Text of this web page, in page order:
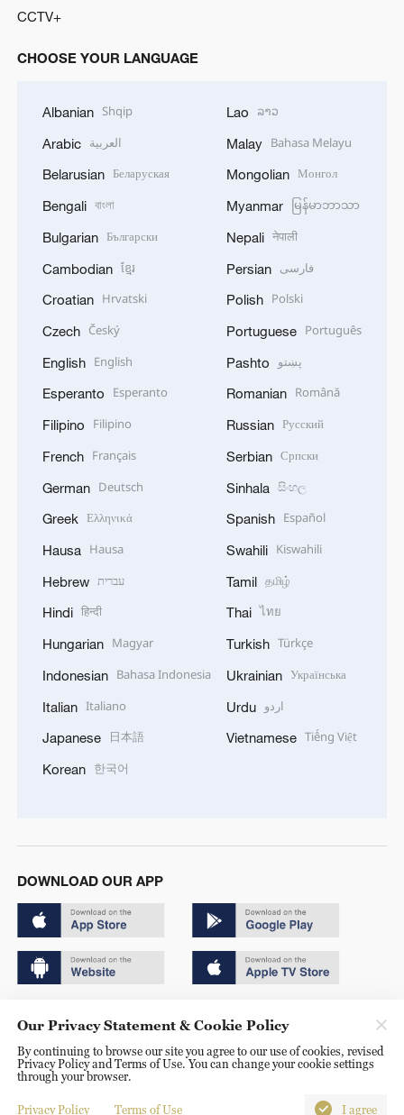
CCTV+
CHOOSE YOUR LANGUAGE
Albanian Shqip
Arabic العربية
Belarusian Беларуская
Bengali বাংলা
Bulgarian Български
Cambodian ខ្មែរ
Croatian Hrvatski
Czech Český
English English
Esperanto Esperanto
Filipino Filipino
French Français
German Deutsch
Greek Ελληνικά
Hausa Hausa
Hebrew עברית
Hindi हिन्दी
Hungarian Magyar
Indonesian Bahasa Indonesia
Italian Italiano
Japanese 日本語
Korean 한국어
Lao ລາວ
Malay Bahasa Melayu
Mongolian Монгол
Myanmar မြန်မာဘာသာ
Nepali नेपाली
Persian فارسی
Polish Polski
Portuguese Português
Pashto پښتو
Romanian Română
Russian Русский
Serbian Српски
Sinhala සිංහල
Spanish Español
Swahili Kiswahili
Tamil தமிழ்
Thai ไทย
Turkish Türkçe
Ukrainian Українська
Urdu اردو
Vietnamese Tiếng Việt
DOWNLOAD OUR APP
京ICP备20000184号
京公网安备 11010502050052号
Disinformation report hotline: 010-85061466
Our Privacy Statement & Cookie Policy
By continuing to browse our site you agree to our use of cookies, revised
Privacy Policy and Terms of Use. You can change your cookie settings
through your browser.
Privacy Policy Terms of Use I agree